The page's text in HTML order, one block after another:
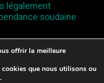
légalement
soudaine
offrir la meilleure
que nous utilisons ou
.